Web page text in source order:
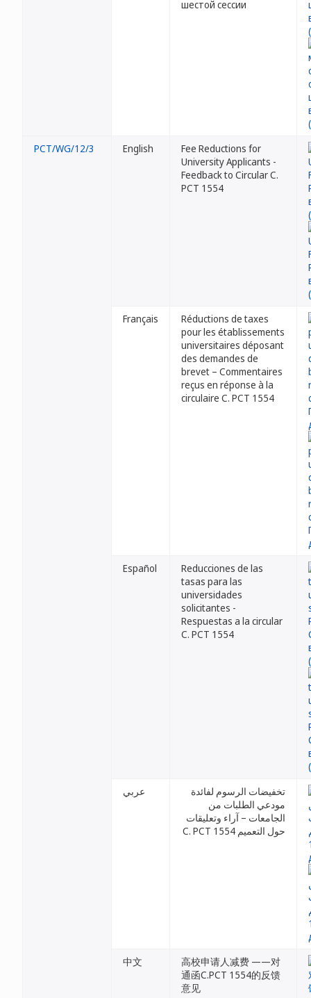
шестой сессии
PCT/WG/12/3 English
Fee Reductions for
University Applicants -
Feedback to Circular C.
PCT 1554
Français
Réductions de taxes
pour les établissements
universitaires déposant
des demandes de
brevet – Commentaires
reçus en réponse à la
circulaire C. PCT 1554
Español
Reducciones de las
tasas para las
universidades
solicitantes -
Respuestas a la circular
C. PCT 1554
عربي
تخفيضات الرسوم لفائدة
مودعي الطلبات من
الجامعات – آراء وتعليقات
حول التعميم C. PCT 1554
中文
高校申请人减费 ——对
通函C.PCT 1554的反馈
意见